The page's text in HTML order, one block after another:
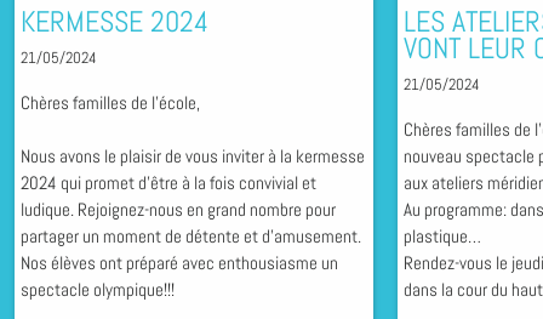
KERMESSE 2024
21/05/2024
Chères familles de l'école,
Nous avons le plaisir de vous inviter à la kermesse
2024 qui promet d'être à la fois convivial et
ludique. Rejoignez-nous en grand nombre pour
partager un moment de détente et d'amusement.
Nos élèves ont préparé avec enthousiasme un
spectacle olympique!!!
LES
VONT LEUR
21/05/2024
Chères familles de
nouveau spectacle
aux ateliers
Au programme:
plastique…
Rendez-vous le
dans la cour du